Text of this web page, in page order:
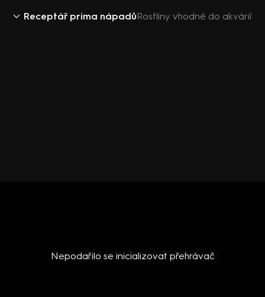
Receptář prima nápadůRostliny vhodné do akvárií
Nepodařilo se inicializovat přehrávač